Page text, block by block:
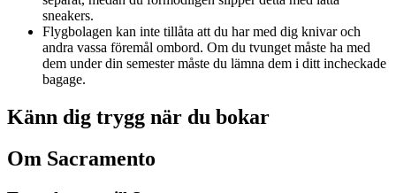
sneakers.
Flygbolagen kan inte tillåta att du har med dig knivar och
andra vassa föremål ombord. Om du tvunget måste ha med
dem under din semester måste du lämna dem i ditt incheckade
bagage.
Känn dig trygg när du bokar
Om Sacramento